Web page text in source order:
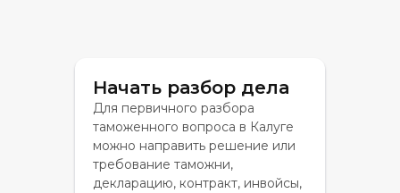
Начать разбор дела
Для первичного разбора
таможенного вопроса в Калуге
можно направить решение или
требование таможни,
декларацию, контракт, инвойсы,